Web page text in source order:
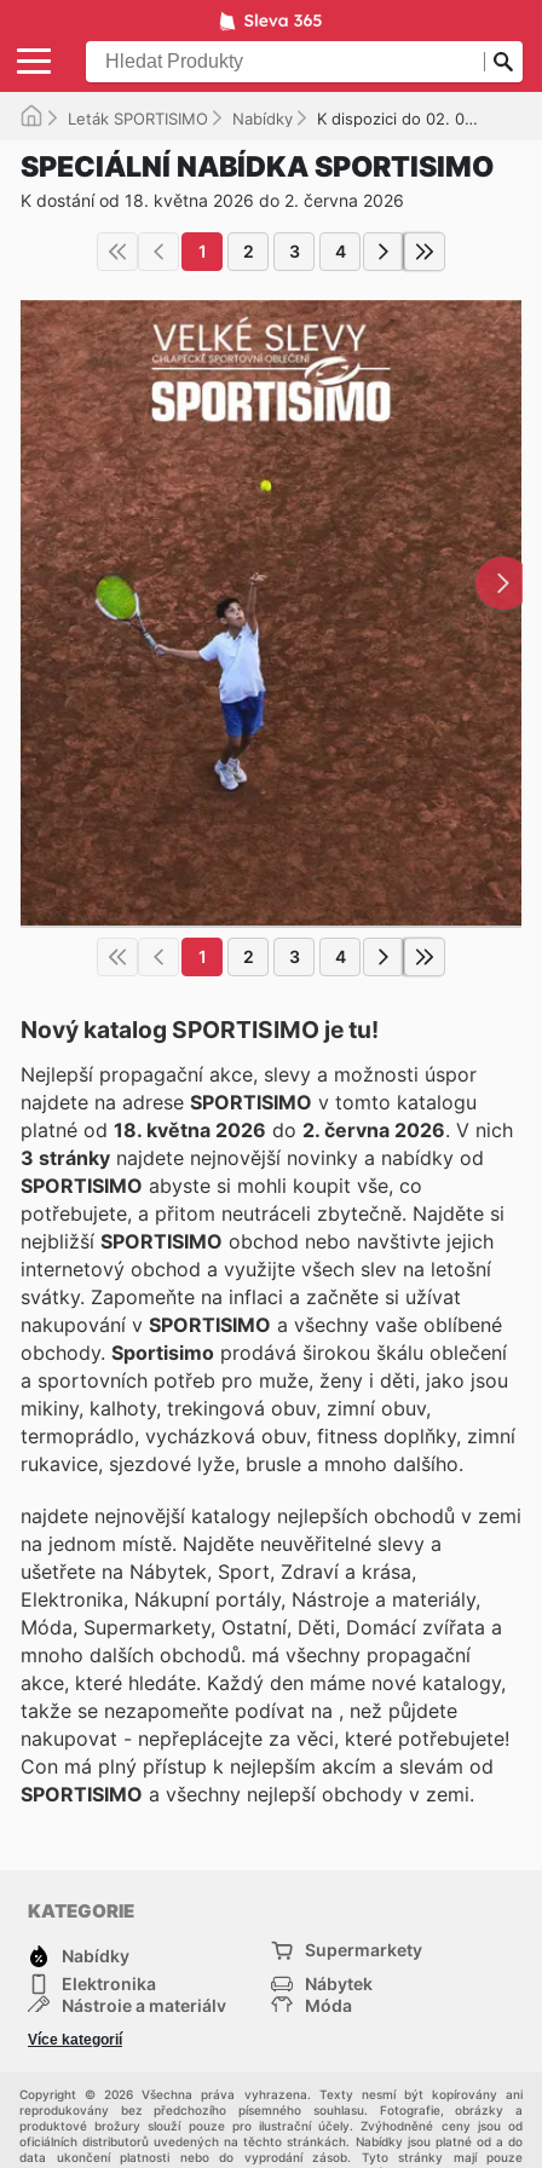
Leták SPORTISIMO Nabídky K dispozici do 02. 06. 2026
SPECIÁLNÍ NABÍDKA SPORTISIMO
K dostání od 18. května 2026 do 2. června 2026
1 2 3 4
1 2 3 4
Nový katalog SPORTISIMO je tu!
Nejlepší propagační akce, slevy a možnosti úspor
najdete na adrese SPORTISIMO v tomto katalogu
platné od 18. května 2026 do 2. června 2026 . V nich
3 stránky najdete nejnovější novinky a nabídky od
SPORTISIMO abyste si mohli koupit vše, co
potřebujete, a přitom neutráceli zbytečně. Najděte si
nejbližší SPORTISIMO obchod nebo navštivte jejich
internetový obchod a využijte všech slev na letošní
svátky. Zapomeňte na inflaci a začněte si užívat
nakupování v SPORTISIMO a všechny vaše oblíbené
obchody. Sportisimo prodává širokou škálu oblečení
a sportovních potřeb pro muže, ženy i děti, jako jsou
mikiny, kalhoty, trekingová obuv, zimní obuv,
termoprádlo, vycházková obuv, fitness doplňky, zimní
rukavice, sjezdové lyže, brusle a mnoho dalšího.
najdete nejnovější katalogy nejlepších obchodů v zemi
na jednom místě. Najděte neuvěřitelné slevy a
ušetřete na Nábytek, Sport, Zdraví a krása,
Elektronika, Nákupní portály, Nástroje a materiály,
Móda, Supermarkety, Ostatní, Děti, Domácí zvířata a
mnoho dalších obchodů. má všechny propagační
akce, které hledáte. Každý den máme nové katalogy,
takže se nezapomeňte podívat na , než půjdete
nakupovat - nepřeplácejte za věci, které potřebujete!
Con má plný přístup k nejlepším akcím a slevám od
SPORTISIMO a všechny nejlepší obchody v zemi.
KATEGORIE
Nabídky
Supermarkety
Elektronika
Nábytek
Nástroje a materiály
Móda
Děti
Více kategorií
Copyright © 2026 Všechna práva vyhrazena. Texty nesmí být kopírovány ani
reprodukovány bez předchozího písemného souhlasu. Fotografie, obrázky a
produktové brožury slouží pouze pro ilustrační účely. Zvýhodněné ceny jsou od
oficiálních distributorů uvedených na těchto stránkách. Nabídky jsou platné od a do
data ukončení platnosti nebo do vyprodání zásob. Tyto stránky mají pouze